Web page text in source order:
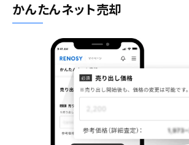
かんたんネット売却